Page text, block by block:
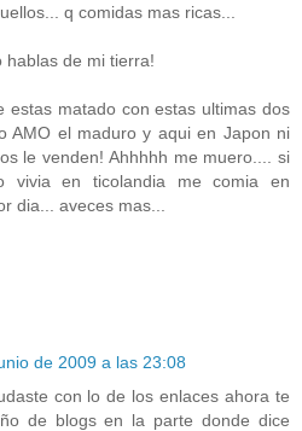
q comidas mas ricas...
hablas de mi tierra!
estas matado con estas ultimas dos
AMO el maduro y aqui en Japon ni
le venden! Ahhhhh me muero.... si
vivia en ticolandia me comia en
dia... aveces mas...
de 2009 a las 23:08
con lo de los enlaces ahora te
de blogs en la parte donde dice